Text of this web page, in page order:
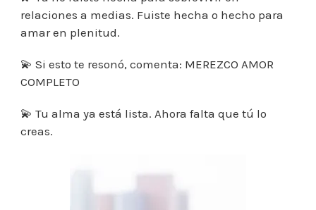
relaciones a medias. Fuiste hecha o hecho para
amar en plenitud.
💫 Si esto te resonó, comenta: MEREZCO AMOR
COMPLETO
💫 Tu alma ya está lista. Ahora falta que tú lo
creas.